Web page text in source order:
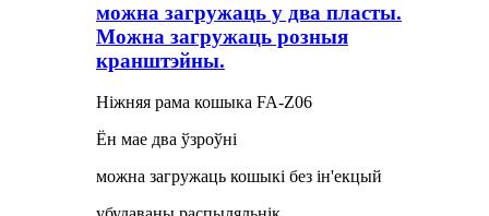
можна загружаць у два пласты.
Можна загружаць розныя
кранштэйны.
Ніжняя рама кошыка FA-Z06
Ён мае два ўзроўні
можна загружаць кошыкі без ін'екцый